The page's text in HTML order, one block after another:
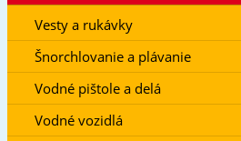
Vesty a rukávky
Šnorchlovanie a plávanie
Vodné pištole a delá
Vodné vozidlá